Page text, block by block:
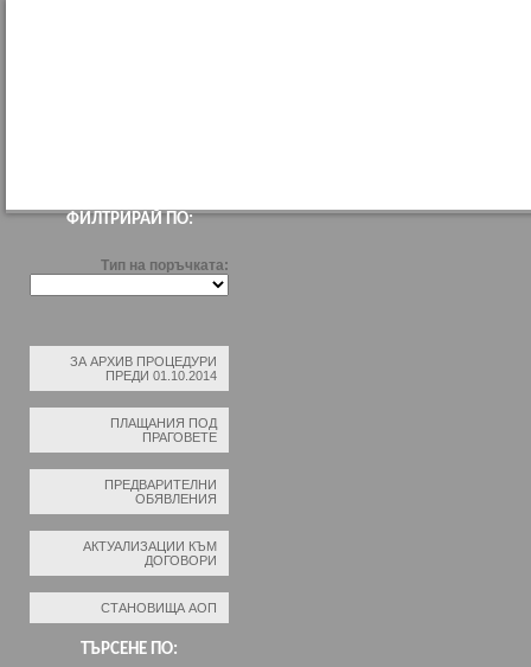
ФИЛТРИРАЙ ПО:
Тип на поръчката:
ЗА АРХИВ ПРОЦЕДУРИ
ПРЕДИ 01.10.2014
ПЛАЩАНИЯ ПОД
ПРАГОВЕТЕ
ПРЕДВАРИТЕЛНИ
ОБЯВЛЕНИЯ
АКТУАЛИЗАЦИИ КЪМ
ДОГОВОРИ
СТАНОВИЩА АОП
ТЪРСЕНЕ ПО: